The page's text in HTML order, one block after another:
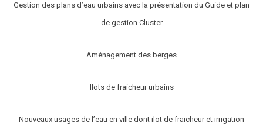
Gestion des plans d’eau urbains avec la présentation du Guide et plan
de gestion Cluster
Aménagement des berges
Ilots de fraicheur urbains
Nouveaux usages de l’eau en ville dont ilot de fraicheur et irrigation